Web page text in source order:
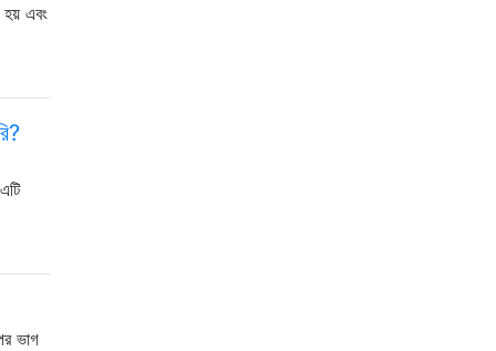
হয় এবং
ভাগ